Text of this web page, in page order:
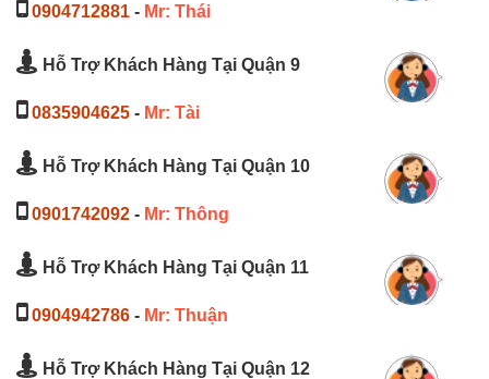
0904712881 - Mr: Thái
Hỗ Trợ Khách Hàng Tại Quận 9
0835904625 - Mr: Tài
Hỗ Trợ Khách Hàng Tại Quận 10
0901742092 - Mr: Thông
Hỗ Trợ Khách Hàng Tại Quận 11
0904942786 - Mr: Thuận
Hỗ Trợ Khách Hàng Tại Quận 12